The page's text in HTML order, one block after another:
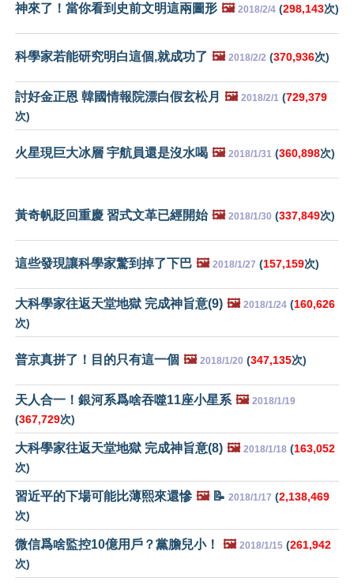
神來了！當你看到史前文明這兩圖形 🖼️ 2018/2/4 (298,143次)
科學家若能研究明白這個,就成功了 🖼️ 2018/2/2 (370,936次)
討好金正恩 韓國情報院漂白假玄松月 🖼️ 2018/2/1 (729,379
次)
火星現巨大冰層 宇航員還是沒水喝 🖼️ 2018/1/31 (360,898次)
黃奇帆貶回重慶 習式文革已經開始 🖼️ 2018/1/30 (337,849次)
這些發現讓科學家驚到掉了下巴 🖼️ 2018/1/27 (157,159次)
大科學家往返天堂地獄 完成神旨意(9) 🖼️ 2018/1/24 (160,626
次)
普京真拼了！目的只有這一個 🖼️ 2018/1/20 (347,135次)
天人合一！銀河系爲啥吞噬11座小星系 🖼️ 2018/1/19
(367,729次)
大科學家往返天堂地獄 完成神旨意(8) 🖼️ 2018/1/18 (163,052
次)
習近平的下場可能比薄熙來還慘 🖼️📝 2018/1/17 (2,138,469
次)
微信爲啥監控10億用戶？黨膽兒小！ 🖼️ 2018/1/15 (261,942
次)